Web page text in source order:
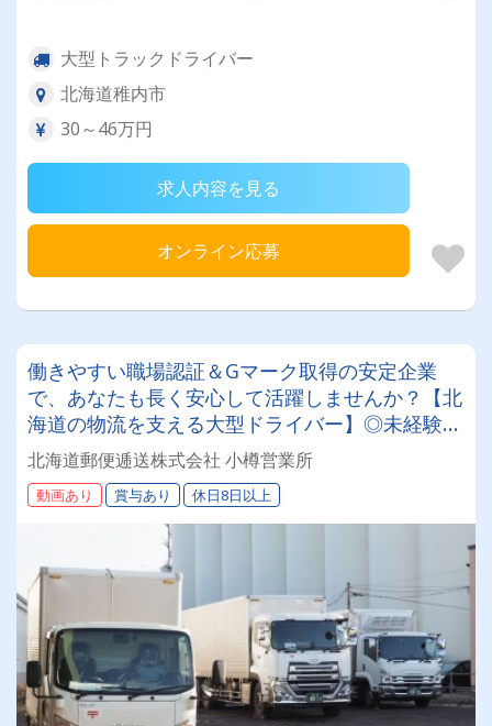
大型トラックドライバー
北海道稚内市
30～46万円
求人内容を見る
オンライン応募
働きやすい職場認証＆Gマーク取得の安定企業
で、あなたも長く安心して活躍しませんか？【北
海道の物流を支える大型ドライバー】◎未経験歓
迎◎残業月平均8～9時間◎賞与年3回（昨年度実
績：計4.05ヶ月分）◎カゴ台車メイン
北海道郵便逓送株式会社 小樽営業所
動画あり 賞与あり 休日8日以上